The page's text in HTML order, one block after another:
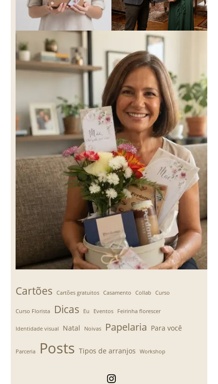
Cartões Cartões gratuitos Casamento Collab Curso
Curso Florista Dicas Eu Eventos Feirinha florescer
Identidade visual Natal Noivas Papelaria Para você
Parceria Posts Tipos de arranjos Workshop
Instagram